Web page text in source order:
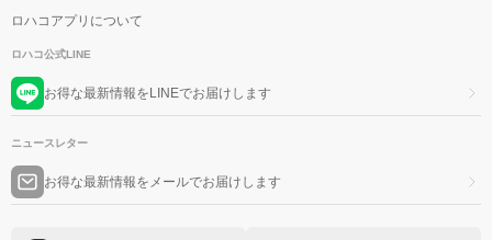
ロハコアプリについて
ロハコ公式LINE
お得な最新情報をLINEでお届けします
ニュースレター
お得な最新情報をメールでお届けします